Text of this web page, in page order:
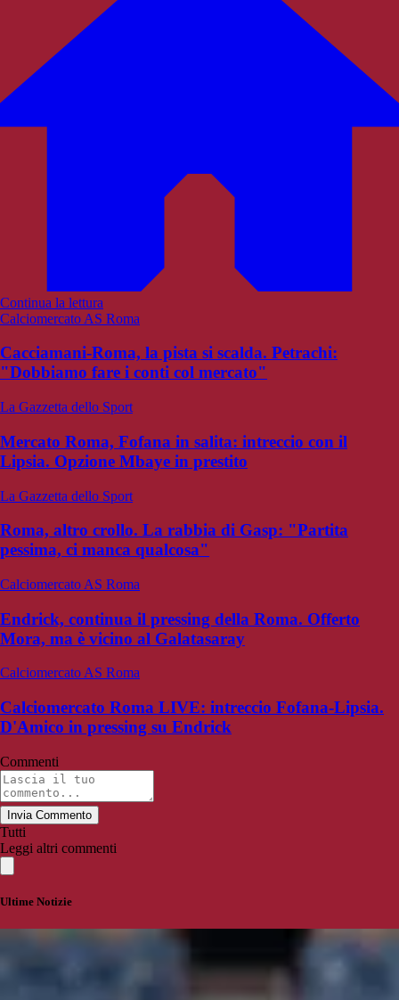
Continua la lettura
Calciomercato AS Roma
Cacciamani-Roma, la pista si scalda. Petrachi:
"Dobbiamo fare i conti col mercato"
La Gazzetta dello Sport
Mercato Roma, Fofana in salita: intreccio con il
Lipsia. Opzione Mbaye in prestito
La Gazzetta dello Sport
Roma, altro crollo. La rabbia di Gasp: "Partita
pessima, ci manca qualcosa"
Calciomercato AS Roma
Endrick, continua il pressing della Roma. Offerto
Mora, ma è vicino al Galatasaray
Calciomercato AS Roma
Calciomercato Roma LIVE: intreccio Fofana-Lipsia.
D'Amico in pressing su Endrick
Commenti
Invia Commento
Tutti
Leggi altri commenti
Ultime Notizie